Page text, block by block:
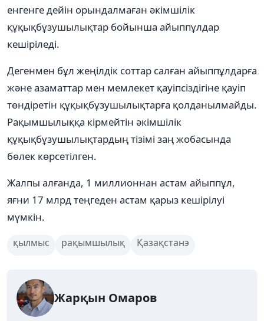
енгенге дейін орындалмаған әкімшілік
құқықбұзушылықтар бойынша айыппұлдар
кешіріледі.
Дегенмен бұл жеңілдік соттар салған айыппұлдарға
және азаматтар мен мемлекет қауіпсіздігіне қауіп
төндіретін құқықбұзушылықтарға қолданылмайды.
Рақымшылыққа кірмейтін әкімшілік
құқықбұзушылықтардың тізімі заң жобасында
бөлек көрсетілген.
Жалпы алғанда, 1 миллионнан астам айыппұл,
яғни 17 млрд теңгеден астам қарыз кешірілуі
мүмкін.
қылмыс рақымшылық Қазақстанэ
Жарқын Омаров